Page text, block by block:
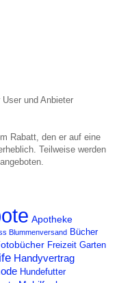
und Anbieter
Rabatt, den er auf eine
Teilweise werden
Apotheke
Blummenversand Bücher
Freizeit Garten
Handyvertrag
Hundefutter